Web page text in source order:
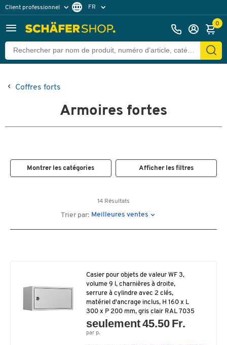
Client professionnel
Client particulier
FR
0
Coffres forts
Armoires fortes
Montrer les catégories Afficher les filtres
14 Résultats
Trier par: Meilleures ventes
Casier pour objets de valeur WF 3,
volume 9 l, charnières à droite,
serrure à cylindre avec 2 clés,
matériel d'ancrage inclus, H 160 x L
300 x P 200 mm, gris clair RAL 7035
seulement 45.50 Fr.
par p.